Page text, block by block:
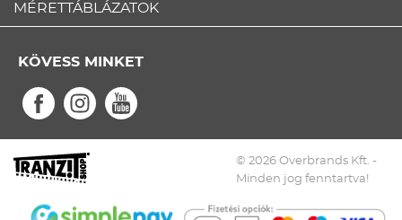
MÉRETTÁBLÁZATOK
KÖVESS MINKET
© 2026 Overbrands Kft. -
Minden jog fenntartva!